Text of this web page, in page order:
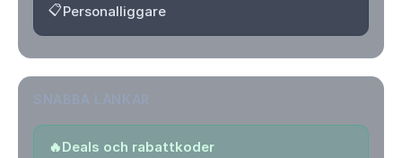
📋Personalliggare
🔥Deals och rabattkoder